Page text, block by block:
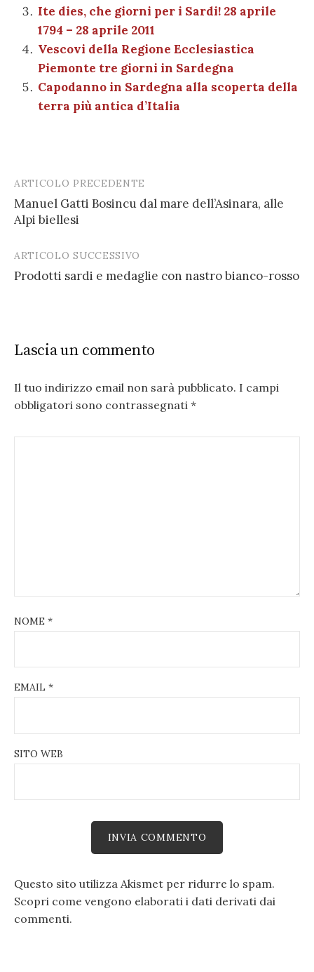
k
Ite dies, che giorni per i Sardi! 28 aprile
1794 – 28 aprile 2011
Vescovi della Regione Ecclesiastica
Piemonte tre giorni in Sardegna
Capodanno in Sardegna alla scoperta della
terra più antica d’Italia
Post
navigation
ARTICOLO PRECEDENTE
Manuel Gatti Bosincu dal mare dell’Asinara, alle
Alpi biellesi
ARTICOLO SUCCESSIVO
Prodotti sardi e medaglie con nastro bianco-rosso
Lascia un commento
Il tuo indirizzo email non sarà pubblicato. I campi
obbligatori sono contrassegnati *
NOME *
EMAIL *
SITO WEB
Questo sito utilizza Akismet per ridurre lo spam.
Scopri come vengono elaborati i dati derivati dai
commenti.